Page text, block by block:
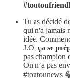
Tu as décidé
qui n'a jamais
idée.
J.O, ça se
pas champion
On n’a pas
#toutounews